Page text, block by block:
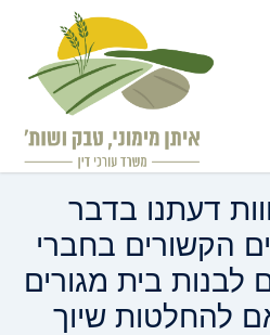
הקיבוץ כלפי
דירות החברים
דעתנו בדבר
הקשורים בחברי
לבנות בית מגורים
להחלטות שיוך